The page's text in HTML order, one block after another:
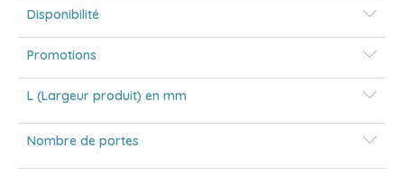
Disponibilité
Promotions
L (Largeur produit) en mm
Nombre de portes